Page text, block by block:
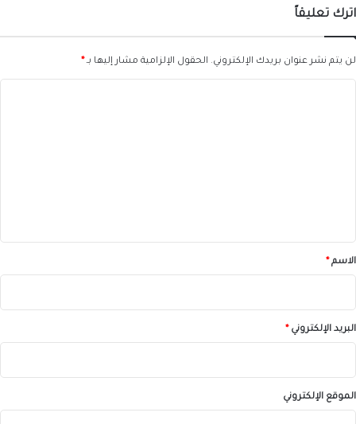
اترك تعليقاً
لن يتم نشر عنوان بريدك الإلكتروني. الحقول الإلزامية مشار إليها بـ *
*الاسم *
البريد الإلكتروني *
الموقع الإلكتروني